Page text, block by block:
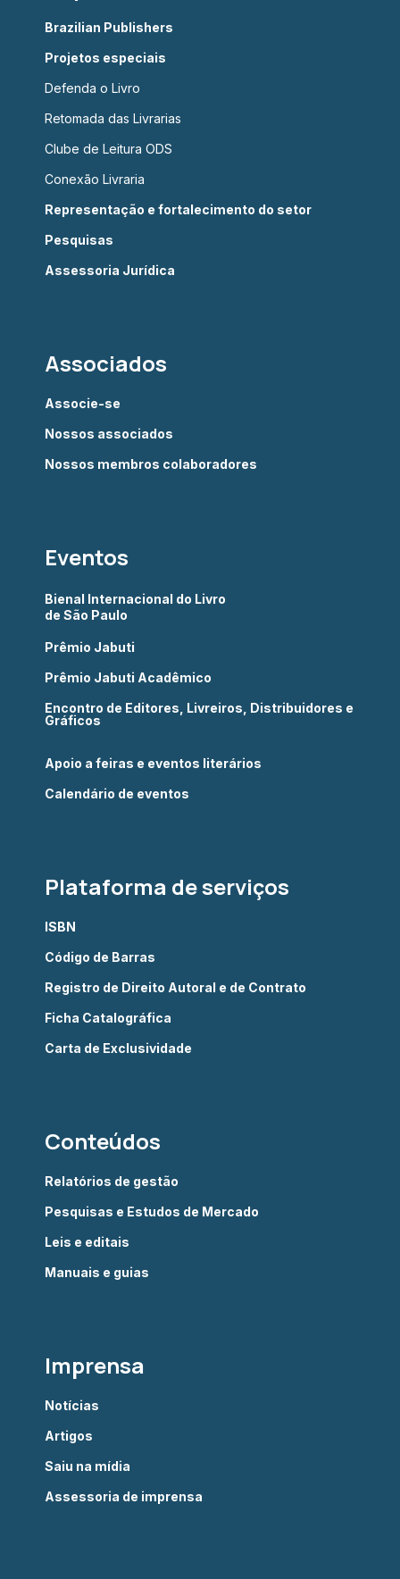
Brazilian Publishers
Projetos especiais
Defenda o Livro
Retomada das Livrarias
Clube de Leitura ODS
Conexão Livraria
Representação e fortalecimento do setor
Pesquisas
Assessoria Jurídica
Associados
Associe-se
Nossos associados
Nossos membros colaboradores
Eventos
Bienal Internacional do Livro
de São Paulo
Prêmio Jabuti
Prêmio Jabuti Acadêmico
Encontro de Editores, Livreiros, Distribuidores e
Gráficos
Apoio a feiras e eventos literários
Calendário de eventos
Plataforma de serviços
ISBN
Código de Barras
Registro de Direito Autoral e de Contrato
Ficha Catalográfica
Carta de Exclusividade
Conteúdos
Relatórios de gestão
Pesquisas e Estudos de Mercado
Leis e editais
Manuais e guias
Imprensa
Notícias
Artigos
Saiu na mídia
Assessoria de imprensa